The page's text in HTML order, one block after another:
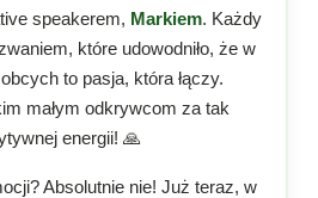
speakerem, Markiem. Każdy
które udowodniło, że w
to pasja, która łączy.
małym odkrywcom za tak
energii! 🙏
Absolutnie nie! Już teraz, w